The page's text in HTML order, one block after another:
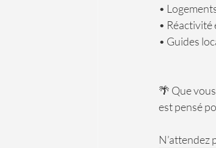
•
•
• Guides
🌴 Que
est pensé
N’attendez